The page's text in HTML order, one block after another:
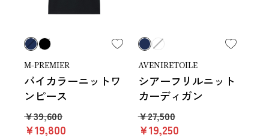
M-PREMIER
バイカラーニットワ
ンピース
￥39,600
￥19,800
AVENIRETOILE
シアーフリルニット
カーディガン
￥27,500
￥19,250